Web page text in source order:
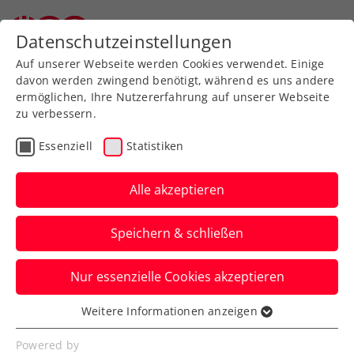
Zurück zur Newsübersicht
Turniere
ATP Indian Wells:
Souveräner Start von
Rodionov in der
Qualifikation
Im Hauptfeld wartet indes auf Sebastian
Ofner eine schwierige erste Aufgabe.
Verfasst von: Manuel Wachta, 05.03.2024
Datenschutzeinstellungen
Auf unserer Webseite werden Cookies verwendet. Einige
davon werden zwingend benötigt, während es uns andere
ermöglichen, Ihre Nutzererfahrung auf unserer Webseite
zu verbessern.
Essenziell Statistiken
Alle akzeptieren
Speichern & schließen
Nur essenzielle Cookies akzeptieren
Essenziell
Essenzielle Cookies werden für grundlegende
Weitere Informationen anzeigen
Powered by